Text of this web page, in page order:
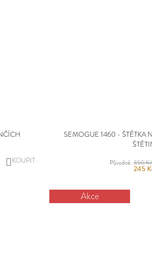
DO
SEMOGUE 1460 - ŠTĚTKA
Původně:350 Kč
245
Akce